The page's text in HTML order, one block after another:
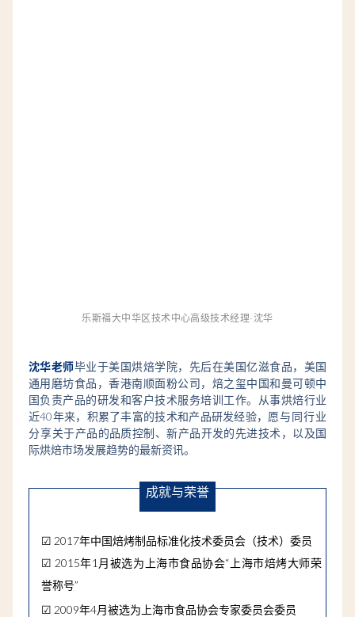
乐斯福大中华区技术中心高级技术经理-沈华
沈华老师毕业于美国烘焙学院，先后在美国亿滋食品，美国
通用磨坊食品，香港南顺面粉公司，焙之玺中国和曼可顿中
国负责产品的研发和客户技术服务培训工作。从事烘焙行业
近40年来，积累了丰富的技术和产品研发经验， 愿与同行业
分享关于产品的品质控制、新产品开发的先进技术，以及国
际烘焙市场发展趋势的最新资讯。
成就与荣誉
☑ 2017年中国焙烤制品标准化技术委员会（技术）委员
☑ 2015年1月被选为上海市食品协会“上海市焙烤大师荣
誉称号”
☑ 2009年4月被选为上海市食品协会专家委员会委员